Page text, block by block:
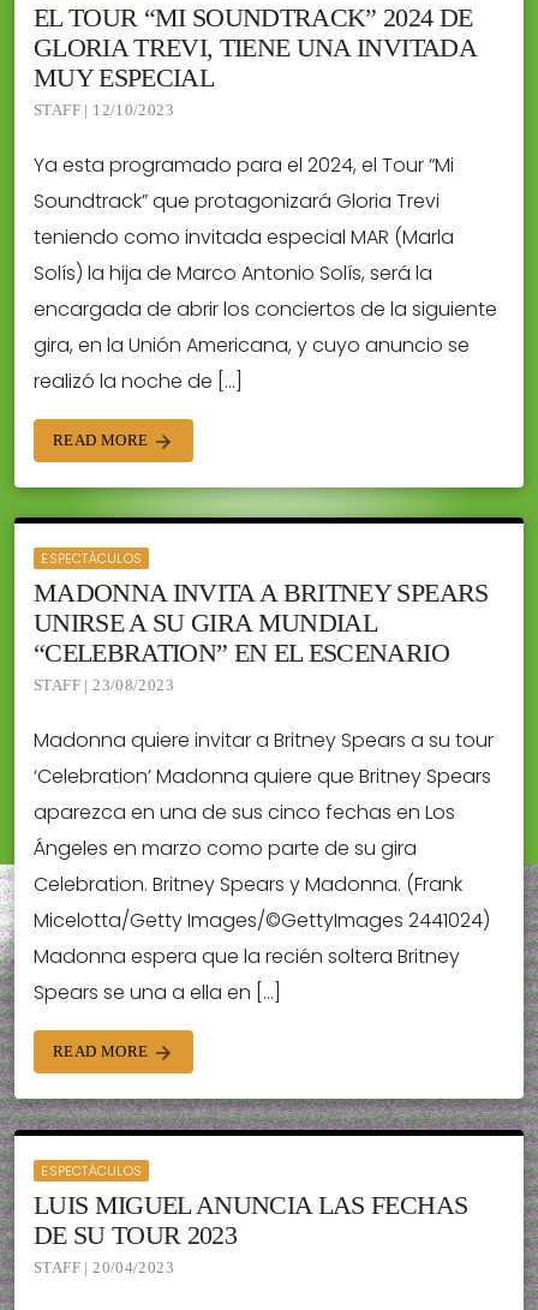
EL TOUR “MI SOUNDTRACK” 2024 DE
GLORIA TREVI, TIENE UNA INVITADA
MUY ESPECIAL
STAFF | 12/10/2023
Ya esta programado para el 2024, el Tour “Mi
Soundtrack” que protagonizará Gloria Trevi
teniendo como invitada especial MAR (Marla
Solís) la hija de Marco Antonio Solís, será la
encargada de abrir los conciertos de la siguiente
gira, en la Unión Americana, y cuyo anuncio se
realizó la noche de […]
READ MORE arrow_forward
ESPECTÁCULOS
MADONNA INVITA A BRITNEY SPEARS
UNIRSE A SU GIRA MUNDIAL
“CELEBRATION” EN EL ESCENARIO
STAFF | 23/08/2023
Madonna quiere invitar a Britney Spears a su tour
‘Celebration’ Madonna quiere que Britney Spears
aparezca en una de sus cinco fechas en Los
Ángeles en marzo como parte de su gira
Celebration. Britney Spears y Madonna. (Frank
Micelotta/Getty Images/©GettyImages 2441024)
Madonna espera que la recién soltera Britney
Spears se una a ella en […]
READ MORE arrow_forward
ESPECTÁCULOS
LUIS MIGUEL ANUNCIA LAS FECHAS
DE SU TOUR 2023
STAFF | 20/04/2023